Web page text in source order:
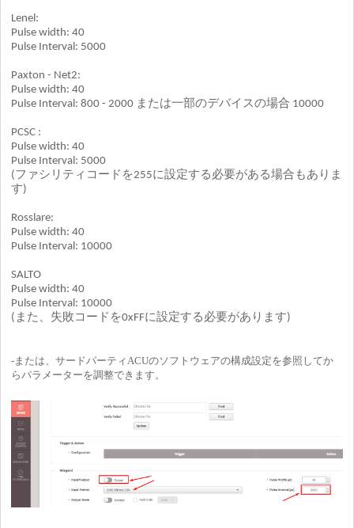
Lenel:
Pulse width: 40
Pulse Interval: 5000
Paxton - Net2:
Pulse width: 40
Pulse Interval: 800 - 2000 または一部のデバイスの場合 10000
PCSC :
Pulse width: 40
Pulse Interval: 5000
(ファシリティコードを255に設定する必要がある場合もありま
す)
Rosslare:
Pulse width: 40
Pulse Interval: 10000
SALTO
Pulse width: 40
Pulse Interval: 10000
(また、失敗コードを0xFFに設定する必要があります)
-または、サードパーティACUのソフトウェアの構成設定を参照してか
らパラメーターを調整できます。